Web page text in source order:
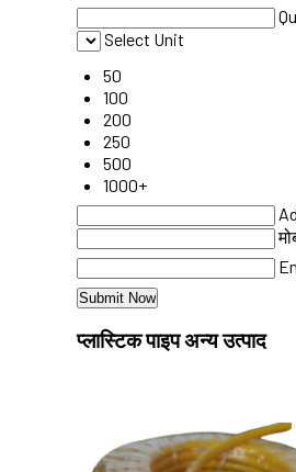
Select Unit
50
100
200
250
500
1000+
प्लास्टिक पाइप अन्य उत्पाद